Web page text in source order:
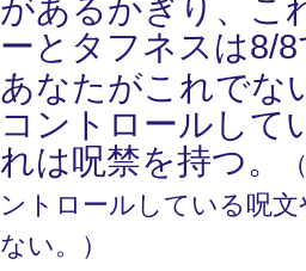
があるかぎり、こ
ーとタフネスは8/
あなたがこれでな
コントロールして
れは呪禁を持つ。
ントロールしている呪
ない。）